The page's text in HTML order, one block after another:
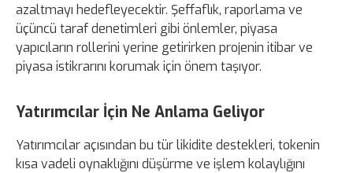
azaltmayı hedefleyecektir. Şeffaflık, raporlama ve
üçüncü taraf denetimleri gibi önlemler, piyasa
yapıcıların rollerini yerine getirirken projenin itibar ve
piyasa istikrarını korumak için önem taşıyor.
Yatırımcılar İçin Ne Anlama Geliyor
Yatırımcılar açısından bu tür likidite destekleri, tokenin
kısa vadeli oynaklığını düşürme ve işlem kolaylığını